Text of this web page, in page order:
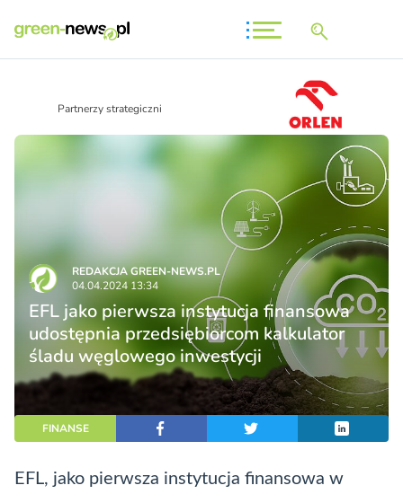
Partnerzy strategiczni
REDAKCJA GREEN-NEWS.PL
04.04.2024 13:34
EFL jako pierwsza instytucja finansowa
udostępnia przedsiębiorcom kalkulator
śladu węglowego inwestycji
FINANSE
EFL, jako pierwsza instytucja finansowa w